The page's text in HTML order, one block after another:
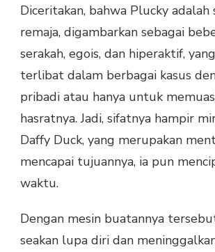
Diceritakan, bahwa Plucky adalah
remaja, digambarkan sebagai
serakah, egois, dan hiperaktif,
terlibat dalam berbagai kasus
pribadi atau hanya untuk
hasratnya. Jadi, sifatnya hampir
Daffy Duck, yang merupakan
mencapai tujuannya, ia pun
waktu.
Dengan mesin buatannya
seakan lupa diri dan